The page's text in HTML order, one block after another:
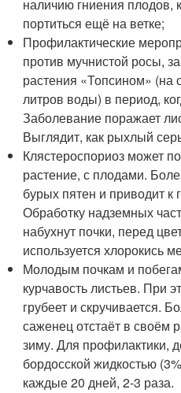
наличию гниения плодов,
портиться ещё на ветке;
Профилактические
против мучнистой росы,
растения «Топсином» (на
литров воды) в период,
Заболевание поражает
Выглядит, как рыхлый
Клястероспориоз может
растение, с плодами.
бурых пятен и приводит к
Обработку надземных
набухнут почки, перед
используется хлорокись
Молодым почкам и
курчавость листьев. При
грубеет и скручивается.
саженец отстаёт в своём
зиму. Для профилактики,
бордосской жидкостью
каждые 20 дней, 2-3 раза.